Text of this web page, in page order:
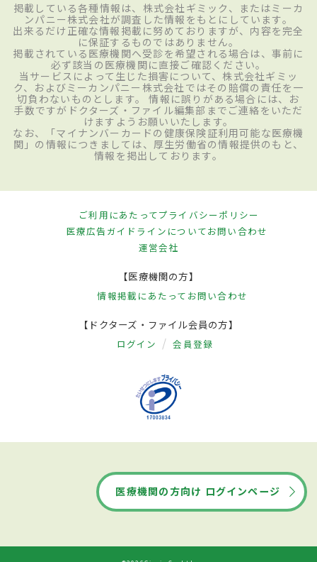
掲載している各種情報は、株式会社ギミック、またはミーカ
ンパニー株式会社が調査した情報をもとにしています。
出来るだけ正確な情報掲載に努めておりますが、内容を完全
に保証するものではありません。
掲載されている医療機関へ受診を希望される場合は、事前に
必ず該当の医療機関に直接ご確認ください。
当サービスによって生じた損害について、株式会社ギミッ
ク、およびミーカンパニー株式会社ではその賠償の責任を一
切負わないものとします。 情報に誤りがある場合には、お
手数ですがドクターズ・ファイル編集部までご連絡をいただ
けますようお願いいたします。
なお、「マイナンバーカードの健康保険証利用可能な医療機
関」の情報につきましては、厚生労働省の情報提供のもと、
情報を掲出しております。
ご利用にあたってプライバシーポリシー
医療広告ガイドラインについてお問い合わせ
運営会社
【医療機関の方】
情報掲載にあたって お問い合わせ
【ドクターズ・ファイル会員の方】
ログイン 会員登録
医療機関の方向け ログインページ